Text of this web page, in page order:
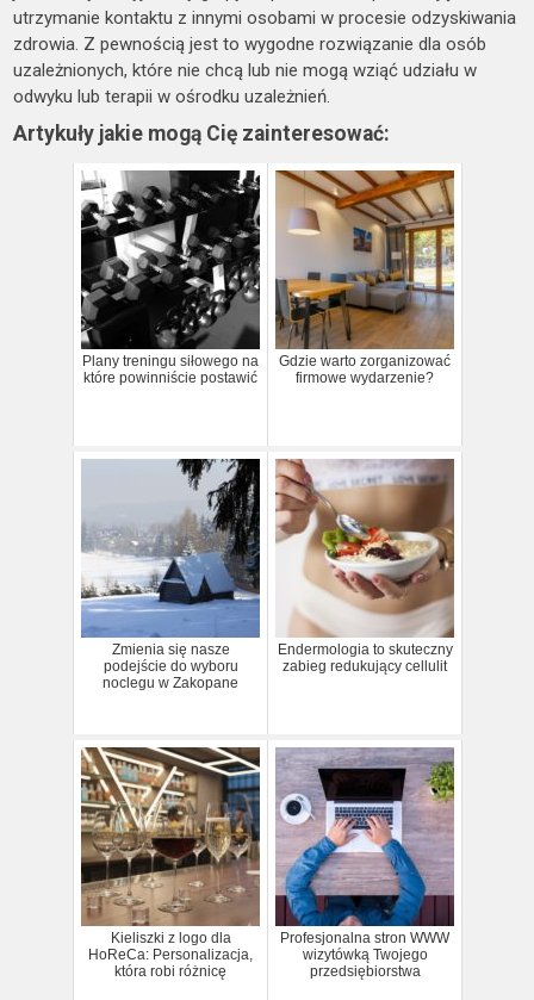
utrzymanie kontaktu z innymi osobami w procesie odzyskiwania
zdrowia. Z pewnością jest to wygodne rozwiązanie dla osób
uzależnionych, które nie chcą lub nie mogą wziąć udziału w
odwyku lub terapii w ośrodku uzależnień.
Artykuły jakie mogą Cię zainteresować:
Plany treningu siłowego na
które powinniście postawić
Gdzie warto zorganizować
firmowe wydarzenie?
Zmienia się nasze
podejście do wyboru
noclegu w Zakopane
Endermologia to skuteczny
zabieg redukujący cellulit
Kieliszki z logo dla
HoReCa: Personalizacja,
która robi różnicę
Profesjonalna stron WWW
wizytówką Twojego
przedsiębiorstwa